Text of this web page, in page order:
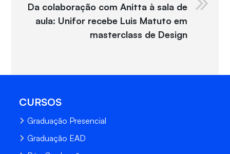
Da colaboração com Anitta à sala de
aula: Unifor recebe Luis Matuto em
masterclass de Design
CURSOS
Graduação Presencial
Graduação EAD